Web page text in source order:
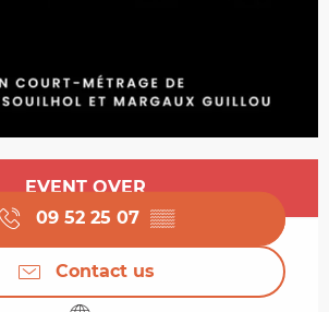
& contact details
EVENT OVER
09 52 25 07 ▒▒
Contact us